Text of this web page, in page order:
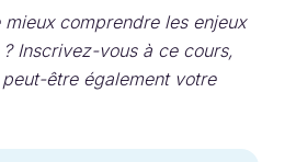
mieux comprendre les enjeux
Inscrivez-vous à ce cours,
être également votre